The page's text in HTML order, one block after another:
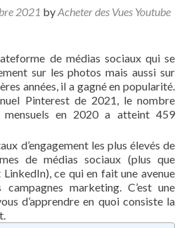
2021 byAcheter des Vues Youtube
de médias sociaux qui se
sur les photos mais aussi sur
années, il a gagné en popularité.
Pinterest de 2021, le nombre
mensuels en 2020 a atteint 459
d’engagement les plus élevés de
de médias sociaux (plus que
ce qui en fait une avenue
marketing. C’est une
d’apprendre en quoi consiste la